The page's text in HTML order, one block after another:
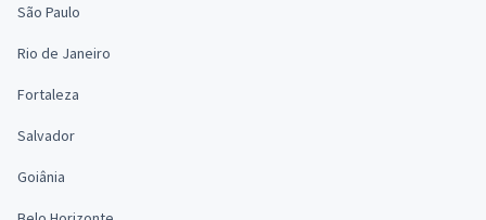
São Paulo
Rio de Janeiro
Fortaleza
Salvador
Goiânia